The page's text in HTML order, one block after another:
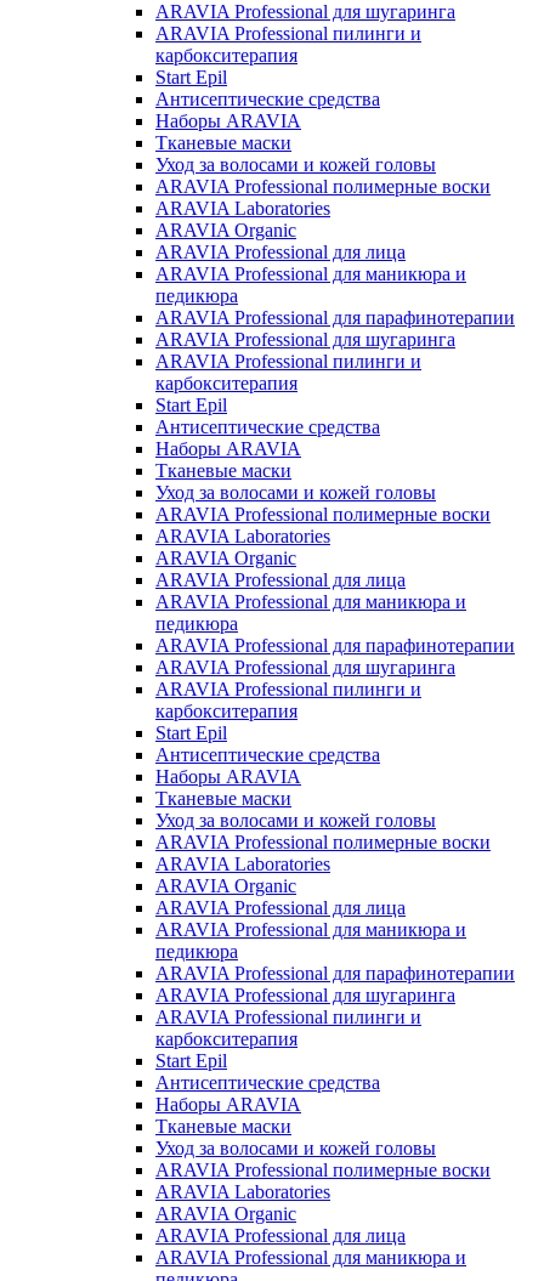
ARAVIA Professional для шугаринга
ARAVIA Professional пилинги и
карбокситерапия
Start Epil
Антисептические средства
Наборы ARAVIA
Тканевые маски
Уход за волосами и кожей головы
ARAVIA Professional полимерные воски
ARAVIA Laboratories
ARAVIA Organic
ARAVIA Professional для лица
ARAVIA Professional для маникюра и
педикюра
ARAVIA Professional для парафинотерапии
ARAVIA Professional для шугаринга
ARAVIA Professional пилинги и
карбокситерапия
Start Epil
Антисептические средства
Наборы ARAVIA
Тканевые маски
Уход за волосами и кожей головы
ARAVIA Professional полимерные воски
ARAVIA Laboratories
ARAVIA Organic
ARAVIA Professional для лица
ARAVIA Professional для маникюра и
педикюра
ARAVIA Professional для парафинотерапии
ARAVIA Professional для шугаринга
ARAVIA Professional пилинги и
карбокситерапия
Start Epil
Антисептические средства
Наборы ARAVIA
Тканевые маски
Уход за волосами и кожей головы
ARAVIA Professional полимерные воски
ARAVIA Laboratories
ARAVIA Organic
ARAVIA Professional для лица
ARAVIA Professional для маникюра и
педикюра
ARAVIA Professional для парафинотерапии
ARAVIA Professional для шугаринга
ARAVIA Professional пилинги и
карбокситерапия
Start Epil
Антисептические средства
Наборы ARAVIA
Тканевые маски
Уход за волосами и кожей головы
ARAVIA Professional полимерные воски
ARAVIA Laboratories
ARAVIA Organic
ARAVIA Professional для лица
ARAVIA Professional для маникюра и